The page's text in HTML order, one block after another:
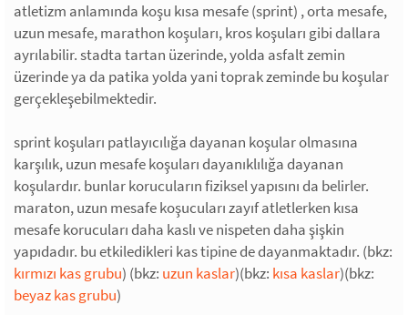
atletizm anlamında koşu kısa mesafe (sprint) , orta mesafe,
uzun mesafe, marathon koşuları, kros koşuları gibi dallara
ayrılabilir. stadta tartan üzerinde, yolda asfalt zemin
üzerinde ya da patika yolda yani toprak zeminde bu koşular
gerçekleşebilmektedir.
sprint koşuları patlayıcılığa dayanan koşular olmasına
karşılık, uzun mesafe koşuları dayanıklılığa dayanan
koşulardır. bunlar korucuların fiziksel yapısını da belirler.
maraton, uzun mesafe koşucuları zayıf atletlerken kısa
mesafe korucuları daha kaslı ve nispeten daha şişkin
yapıdadır. bu etkiledikleri kas tipine de dayanmaktadır. (bkz:
kırmızı kas grubu) (bkz: uzun kaslar)(bkz: kısa kaslar)(bkz:
beyaz kas grubu)